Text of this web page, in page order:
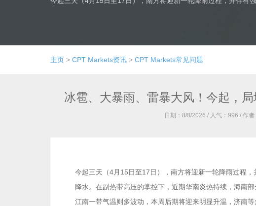
主页 > CPT Markets资讯 > CPT Markets常见问题
冰雹、大暴雨、雷暴大风！今起，
日期：8/8/2026 / 人气：996 / 作者
今起三天（4月15日至17日），南方将迎新一轮降雨过程
降水。在副热带高压的掌控下，近期华南炎热持续，海南
江南一带气温则多波动，本周后期将迎来明显升温，济南